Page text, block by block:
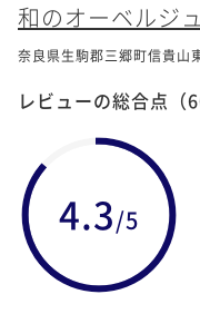
和のオーベルジ
奈良県生駒郡三郷町信貴山
レビューの総合点 （
4.3/5